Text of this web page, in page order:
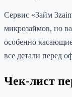
Сервис «Займ
микрозаймов, но
особенно
все детали перед
Чек-лист